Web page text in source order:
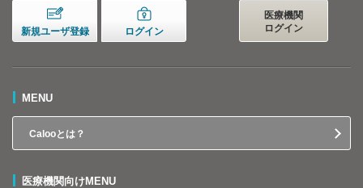
新規ユーザ登録 ログイン
医療機関
ログイン
MENU
Calooとは？
医療機関向けMENU